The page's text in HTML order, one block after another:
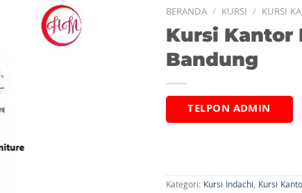
BERANDA / KURSI / KURSI
Kursi Kantor
Bandung
TELPON ADMIN
Kategori: Kursi Indachi, Kursi